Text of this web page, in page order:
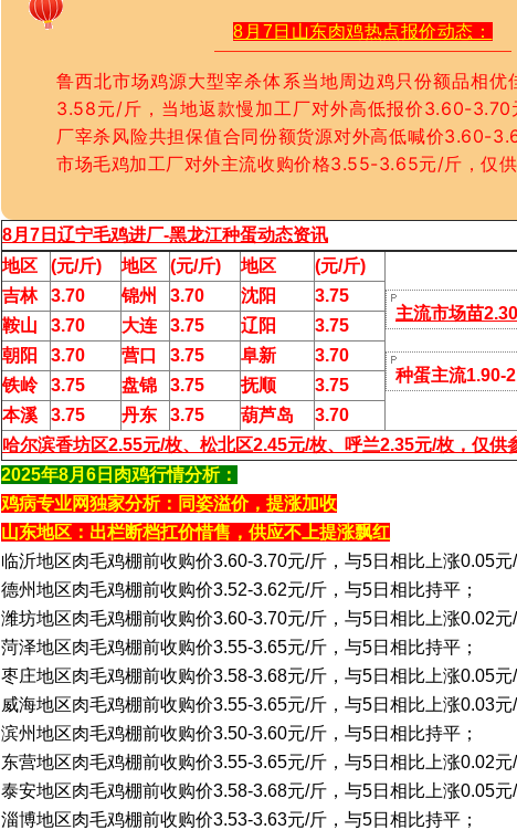
8月7日山东肉鸡热点报价动态：
鲁西北市场鸡源大型宰杀体系当地周边鸡只份额品相
3.58元/斤，当地返款慢加工厂对外高低报价3.60-3.70
厂宰杀风险共担保值合同份额货源对外高低喊价3.60-
市场毛鸡加工厂对外主流收购价格3.55-3.65元/斤，仅供
8月7日辽宁毛鸡进厂-黑龙江种蛋动态资讯
地区
(元/斤) 地区 (元/斤) 地区 (元/斤)
主流市场苗
种蛋主流1.90-
吉林 3.70 锦州 3.70 沈阳
3.75
鞍山
3.70 大连 3.75 辽阳
3.75
朝阳
3.70 营口 3.75 阜新
3.70
铁岭
3.75 盘锦 3.75 抚顺
3.75
本溪
3.75 丹东 3.75 葫芦岛
3.70
哈尔滨香坊区2.55元/枚、松北区2.45元/枚、呼兰2.35元/枚，仅供
2025年8月6日肉鸡行情分析：
鸡病专业网独家分析：同姿溢价，提涨加收
山东地区：出栏断档扛价惜售，供应不上提涨飘红
临沂地区肉毛鸡棚前收购价3.60-3.70元/斤，与5日相比上涨0.05元/
德州地区肉毛鸡棚前收购价3.52-3.62元/斤，与5日相比持平；
潍坊地区肉毛鸡棚前收购价3.60-3.70元/斤，与5日相比上涨0.02元/
菏泽地区肉毛鸡棚前收购价3.55-3.65元/斤，与5日相比持平；
枣庄地区肉毛鸡棚前收购价3.58-3.68元/斤，与5日相比上涨0.05元/
威海地区肉毛鸡棚前收购价3.55-3.65元/斤，与5日相比上涨0.03元/
滨州地区肉毛鸡棚前收购价3.50-3.60元/斤，与5日相比持平；
东营地区肉毛鸡棚前收购价3.55-3.65元/斤，与5日相比上涨0.02元/
泰安地区肉毛鸡棚前收购价3.58-3.68元/斤，与5日相比上涨0.05元/
淄博地区肉毛鸡棚前收购价3.53-3.63元/斤，与5日相比持平；